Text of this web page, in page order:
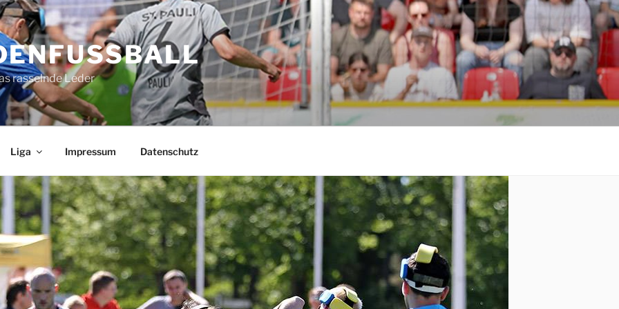
rasselnde Leder
Liga Impressum Datenschutz